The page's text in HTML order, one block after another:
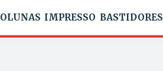
IMPRESSO BASTIDORES